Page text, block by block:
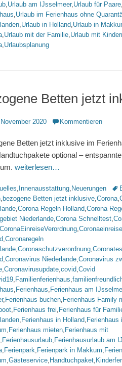
,Urlaub am IJsselmeer,Urlaub für Paare,
,Urlaub im Ferienhaus ohne
,Urlaub in Holland,Urlaub in
,Urlaub mit der Familie,Urlaub mit
,Urlaubsplanung
Betten jetzt
2020 Kommentieren
Betten jetzt inklusive im
optional –
weiterlesen…
, Innenausstattung, Neuerungen
, bezogene Betten jetzt inklusive,Corona,
,Corona Regeln Holland,Corona
Niederlande,Corona Schnelltest,
CoronaEinreiseVerordnung,
,Coronaregeln
,Coronaschutzverordnung,
,Coronavirus Niederlande,Coronavirus
,Coronavirusupdate,covid,Covid
, Familienferienhaus,
, Ferienhaus, Ferienhaus am
, Ferienhaus buchen, Ferienhaus Family
, Ferienhaus frei, Ferienhaus für
, Ferienhaus in Holland, Ferienhaus
, Ferienhaus mieten, Ferienhaus mit
, Ferienhausurlaub, Ferienhausurlaub am
, Ferienpark, Ferienpark in Makkum,
,Gästeservice, Handtuchpaket,